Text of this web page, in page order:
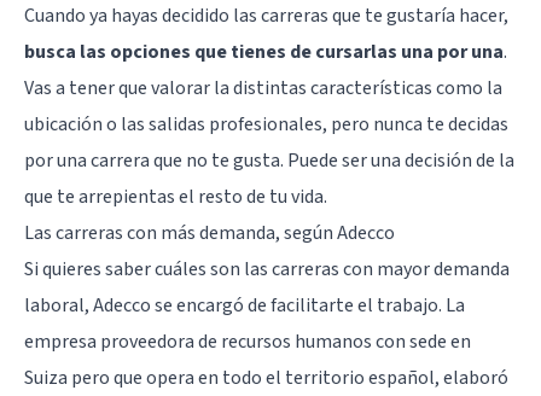
Cuando ya hayas decidido las carreras que te gustaría hacer,
busca las opciones que tienes de cursarlas una por una.
Vas a tener que valorar la distintas características como la
ubicación o las salidas profesionales, pero nunca te decidas
por una carrera que no te gusta. Puede ser una decisión de la
que te arrepientas el resto de tu vida.
Las carreras con más demanda, según Adecco
Si quieres saber cuáles son las carreras con mayor demanda
laboral, Adecco se encargó de facilitarte el trabajo. La
empresa proveedora de recursos humanos con sede en
Suiza pero que opera en todo el territorio español, elaboró